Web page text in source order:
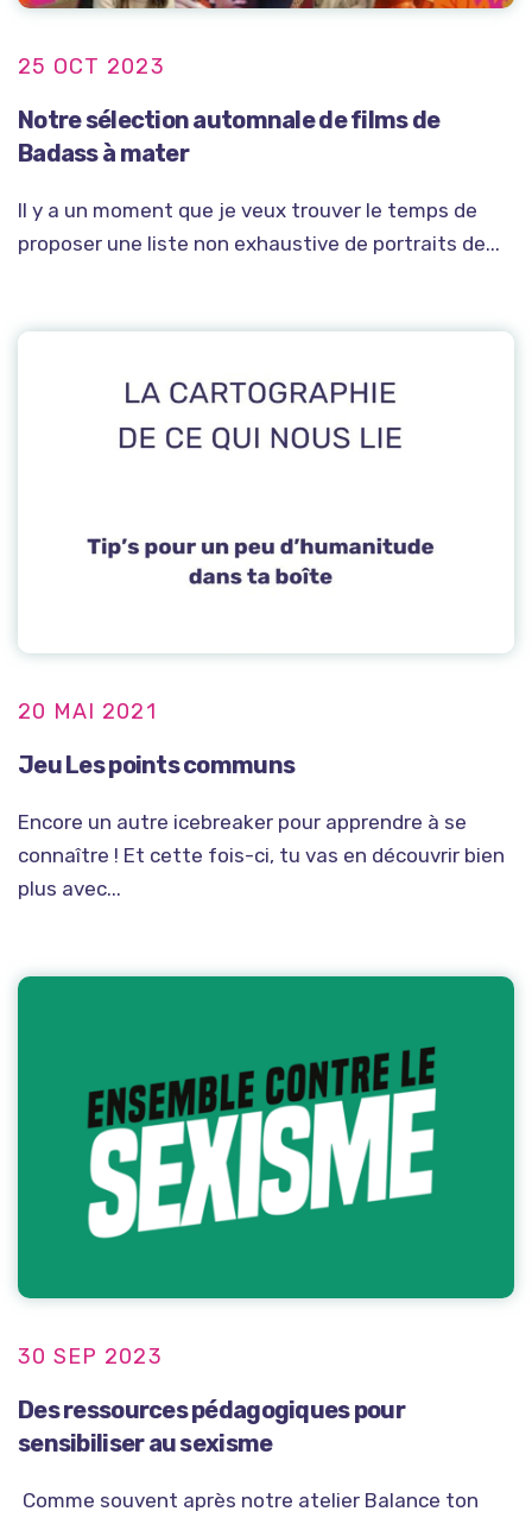
25 OCT 2023
Notre sélection automnale de films de
Badass à mater
Il y a un moment que je veux trouver le temps de
proposer une liste non exhaustive de portraits de...
20 MAI 2021
Jeu Les points communs
Encore un autre icebreaker pour apprendre à se
connaître ! Et cette fois-ci, tu vas en découvrir bien
plus avec...
30 SEP 2023
Des ressources pédagogiques pour
sensibiliser au sexisme
Comme souvent après notre atelier Balance ton